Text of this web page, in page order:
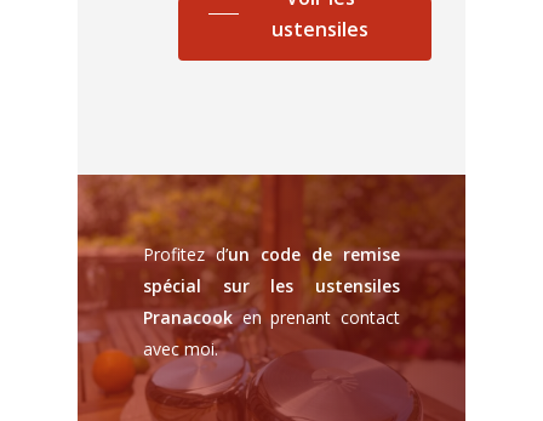
ustensiles
Profitez d’un code de remise
spécial sur les ustensiles
Pranacooken prenant contact
avec moi.